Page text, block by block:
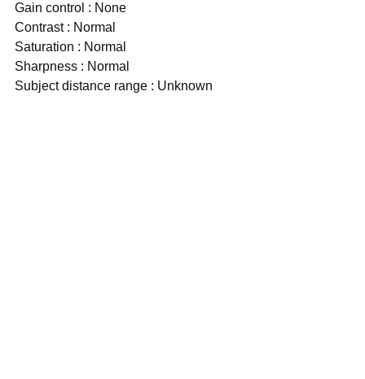
Gain control : None
Contrast : Normal
Saturation : Normal
Sharpness : Normal
Subject distance range : Unknown